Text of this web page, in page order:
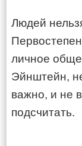
Людей
личное
Эйнштейн,
важно, и не
подсчитать.